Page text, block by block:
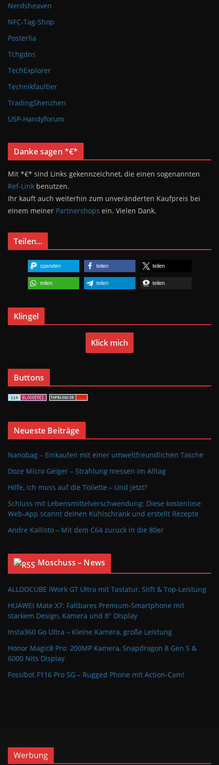
Nerdsheaven
NFC-Tag-Shop
Posterlia
Tchgdns
TechExplorer
Technikfaultier
TradingShenzhen
USP-Handyforum
Danke sagen *€*
Mit *€* sind Links gekennzeichnet, die einen sogenannten
Ref-Link benutzen.
Ihr kauft auch weiterhin zum unveränderten Kaufpreis bei
einem meiner Partnershops ein. Vielen Dank.
Teilen...
spenden teilen teilen
teilen teilen teilen
Klingel
Klick mich
Buttons
Neueste Beiträge
Nanobag – Einkaufen mit einer umweltfreundlichen Tasche
Doze Micro Geiger – Strahlung messen im Alltag
Hilfe, ich muss auf die Toilette – Und jetzt?
Schluss mit Lebensmittelverschwendung: Diese kostenlose
Web-App scannt deinen Kühlschrank und erstellt Rezepte
Andre Kallisto – Mit dem C64 zurück in die 80er
Moschuss – News
ALLDOCUBE iWork GT Ultra mit Tastatur, Stift & Top-Leistung
HUAWEI Mate X7: Faltbares Premium-Smartphone mit
starkem Design, Kamera und 8″ Display
Insta360 Go Ultra – Kleine Kamera, große Leistung
Honor Magic8 Pro: 200MP Kamera, Snapdragon 8 Gen 5 &
6000 Nits Display
Fossibot F116 Pro 5G – Rugged Phone mit Action-Cam!
Werbung